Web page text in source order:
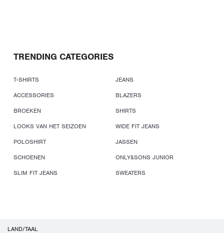
TRENDING CATEGORIES
T-SHIRTS
JEANS
ACCESSORIES
BLAZERS
BROEKEN
SHIRTS
LOOKS VAN HET SEIZOEN
WIDE FIT JEANS
POLOSHIRT
JASSEN
SCHOENEN
ONLY&SONS JUNIOR
SLIM FIT JEANS
SWEATERS
LAND/TAAL